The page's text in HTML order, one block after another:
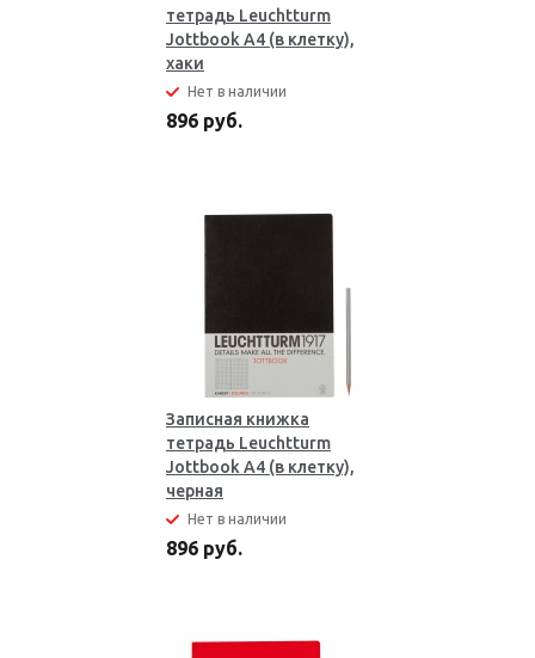
тетрадь Leuchtturm
Jottbook А4 (в клетку),
хаки
Нет в наличии
896 руб.
Записная книжка
тетрадь Leuchtturm
Jottbook А4 (в клетку),
черная
Нет в наличии
896 руб.